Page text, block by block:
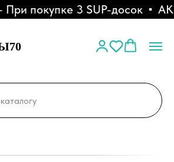
покупке 3 SUP-досок